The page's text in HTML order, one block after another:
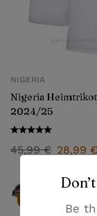
NIGERIA
Nigeria
2024/25
45,99€ 28,99 €
Be